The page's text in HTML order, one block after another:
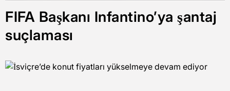
FIFA Başkanı Infantino’ya şantaj
suçlaması